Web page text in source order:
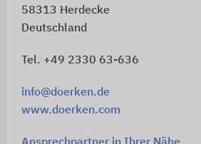
58313 Herdecke
Deutschland
Tel. +49 2330 63-636
info@doerken.de
www.doerken.com